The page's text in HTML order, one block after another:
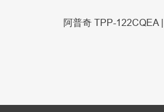
阿普奇 TPP-122CQEA |